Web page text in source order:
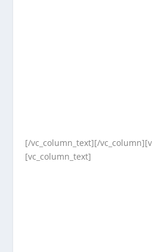
[/vc_column_text][/
[vc_column_text]